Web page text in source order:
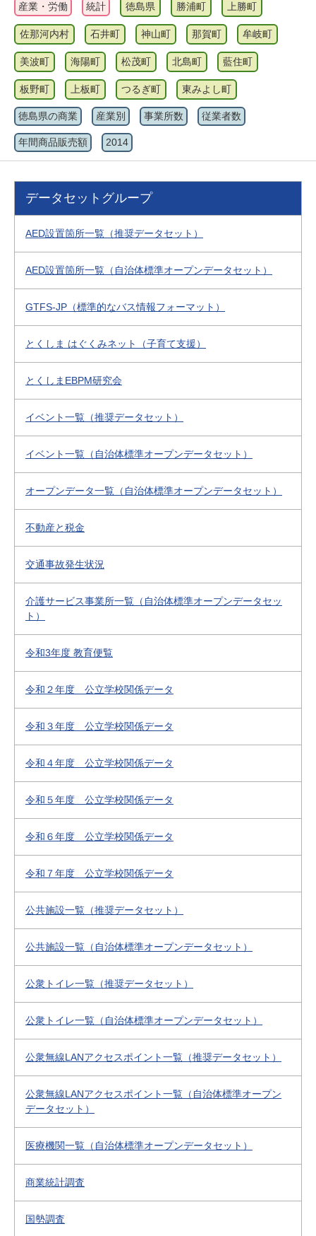
産業・労働 統計 徳島県 勝浦町 上勝町
佐那河内村 石井町 神山町 那賀町 牟岐町
美波町 海陽町 松茂町 北島町 藍住町
板野町 上板町 つるぎ町 東みよし町
徳島県の商業 産業別 事業所数 従業者数
年間商品販売額 2014
データセットグループ
AED設置箇所一覧（推奨データセット）
AED設置箇所一覧（自治体標準オープンデータセット）
GTFS-JP（標準的なバス情報フォーマット）
とくしま はぐくみネット（子育て支援）
とくしまEBPM研究会
イベント一覧（推奨データセット）
イベント一覧（自治体標準オープンデータセット）
オープンデータ一覧（自治体標準オープンデータセット）
不動産と税金
交通事故発生状況
介護サービス事業所一覧（自治体標準オープンデータセッ
ト）
令和3年度 教育便覧
令和２年度 公立学校関係データ
令和３年度 公立学校関係データ
令和４年度 公立学校関係データ
令和５年度 公立学校関係データ
令和６年度 公立学校関係データ
令和７年度 公立学校関係データ
公共施設一覧（推奨データセット）
公共施設一覧（自治体標準オープンデータセット）
公衆トイレ一覧（推奨データセット）
公衆トイレ一覧（自治体標準オープンデータセット）
公衆無線LANアクセスポイント一覧（推奨データセット）
公衆無線LANアクセスポイント一覧（自治体標準オープン
データセット）
医療機関一覧（自治体標準オープンデータセット）
商業統計調査
国勢調査